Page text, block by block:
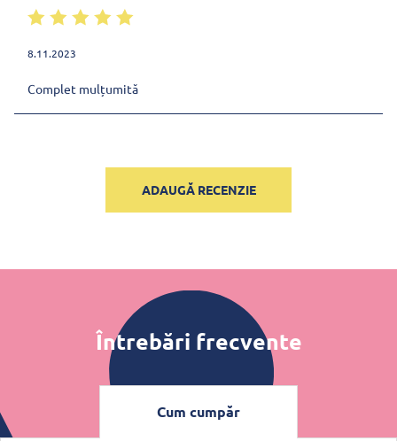
8.11.2023
Complet mulțumită
ADAUGĂ RECENZIE
Întrebări frecvente
Cum cumpăr